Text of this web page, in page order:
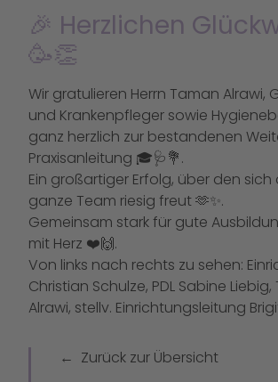
🎉 Herzlichen
🥳👏
Wir gratulieren Herrn Taman Alrawi,
und Krankenpfleger sowie
ganz herzlich zur bestandenen
Praxisanleitung 🎓🩺💐.
Ein großartiger Erfolg, über den
ganze Team riesig freut 🫶✨.
Gemeinsam stark für gute
mit Herz ❤️🙌.
Von links nach rechts zu sehen:
Christian Schulze, PDL Sabine
Alrawi, stellv. Einrichtungsleitung
Zurück zur Übersicht